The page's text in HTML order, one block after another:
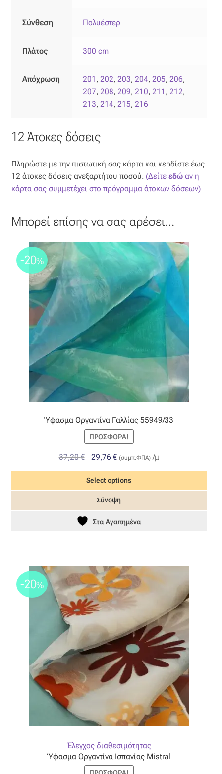
Σύνθεση Πολυέστερ
Πλάτος 300 cm
Απόχρωση 201 ,202,203,204,205,206,
207,208,209,210,211 ,212,
213,214,215,216
12 Άτοκες δόσεις
Πληρώστε με την πιστωτική σας κάρτα και κερδίστε έως
12 άτοκες δόσεις ανεξαρτήτου ποσού. (Δείτε εδώαν η
κάρτα σας συμμετέχει στο πρόγραμμα άτοκων δόσεων)
Μπορεί επίσης να σας αρέσει…
-20%
Ύφασμα Οργαντίνα Γαλλίας 55949/33
ΠΡΟΣΦΟΡΆ!
37,20€
Original
was:
37,20 €.
29,76€Η
τιμή
είναι:
29,76 €.
(συμπ.ΦΠΑ) /μ
Select options
Σύνοψη
Στα Αγαπημένα
Έλεγχος διαθεσιμότητας
-20%
Ύφασμα Οργαντίνα Ισπανίας Mistral